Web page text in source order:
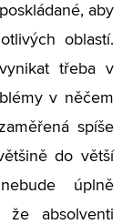
aby
oblastí.
třeba v
v něčem
spíše
do větší
úplně
že absolventi